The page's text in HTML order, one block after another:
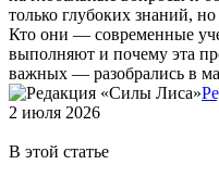
только глубоких знаний,
Кто они — современные
выполняют и почему эта
важных — разобрались в
2 июля 2026
В этой статье